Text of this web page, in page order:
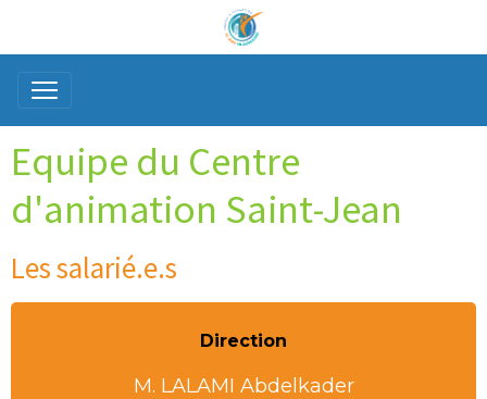
Equipe du Centre
d'animation Saint-Jean
Les salarié.e.s
Direction
M. LALAMI Abdelkader